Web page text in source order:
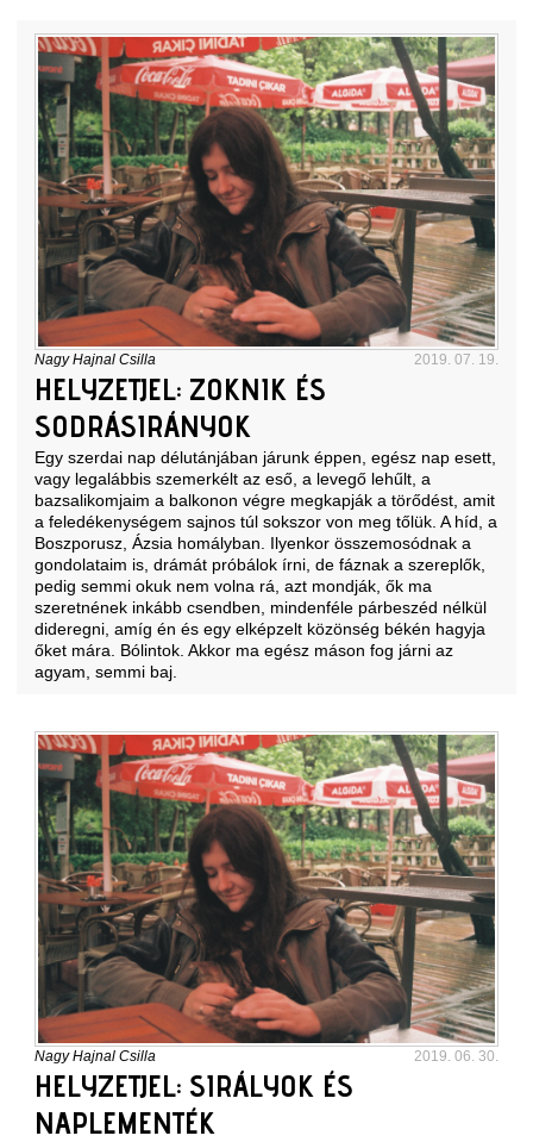
Nagy Hajnal Csilla 2019. 07. 19.
HELYZETJEL: ZOKNIK ÉS
SODRÁSIRÁNYOK
Egy szerdai nap délutánjában járunk éppen, egész nap esett,
vagy legalábbis szemerkélt az eső, a levegő lehűlt, a
bazsalikomjaim a balkonon végre megkapják a törődést, amit
a feledékenységem sajnos túl sokszor von meg tőlük. A híd, a
Boszporusz, Ázsia homályban. Ilyenkor összemosódnak a
gondolataim is, drámát próbálok írni, de fáznak a szereplők,
pedig semmi okuk nem volna rá, azt mondják, ők ma
szeretnének inkább csendben, mindenféle párbeszéd nélkül
dideregni, amíg én és egy elképzelt közönség békén hagyja
őket mára. Bólintok. Akkor ma egész máson fog járni az
agyam, semmi baj.
Nagy Hajnal Csilla 2019. 06. 30.
HELYZETJEL: SIRÁLYOK ÉS
NAPLEMENTÉK